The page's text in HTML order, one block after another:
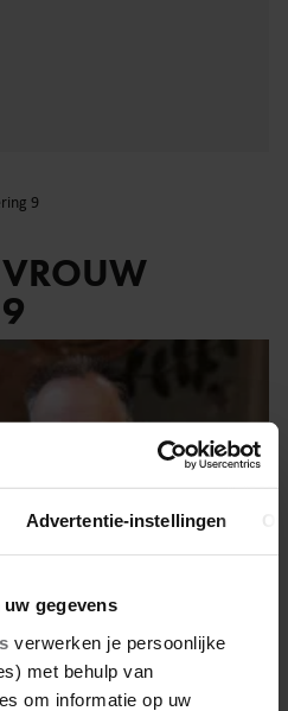
Advertentie-instellingen
gegevens
verwerken je persoonlijke
met behulp van
om informatie op uw
9
VROUW